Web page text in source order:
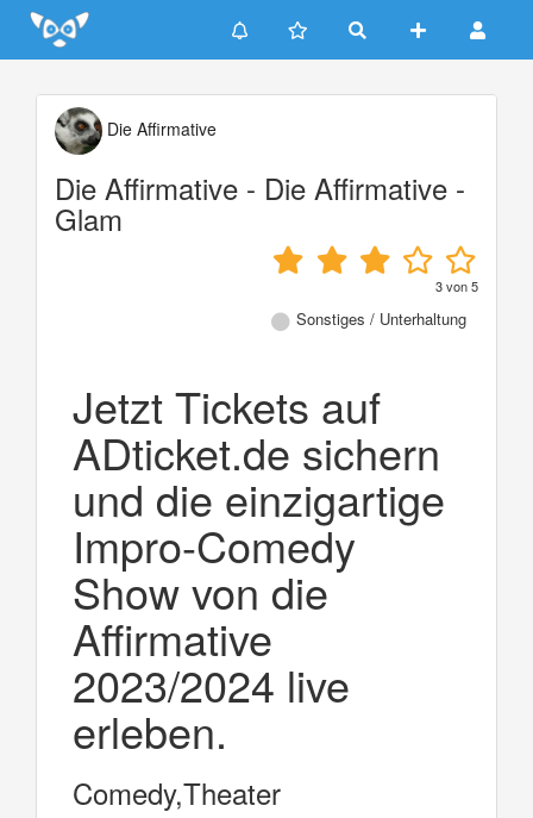
Update cookies preferences
Die Affirmative
Die Affirmative - Die Affirmative -
Glam
3von5
Sonstiges / Unterhaltung
Jetzt Tickets auf
ADticket.de sichern
und die einzigartige
Impro-Comedy
Show von die
Affirmative
2023/2024 live
erleben.
Comedy,Theater